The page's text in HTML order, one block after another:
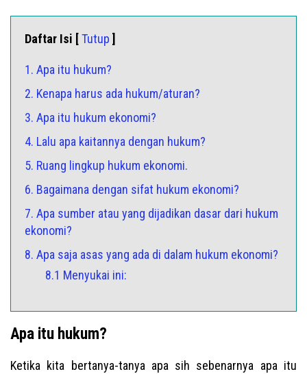
Daftar Isi [Tutup ]
1. Apa itu hukum?
2. Kenapa harus ada hukum/aturan?
3. Apa itu hukum ekonomi?
4. Lalu apa kaitannya dengan hukum?
5. Ruang lingkup hukum ekonomi.
6. Bagaimana dengan sifat hukum ekonomi?
7. Apa sumber atau yang dijadikan dasar dari hukum
ekonomi?
8. Apa saja asas yang ada di dalam hukum ekonomi?
8.1 Menyukai ini:
Apa itu hukum?
Ketika kita bertanya-tanya apa sih sebenarnya apa itu